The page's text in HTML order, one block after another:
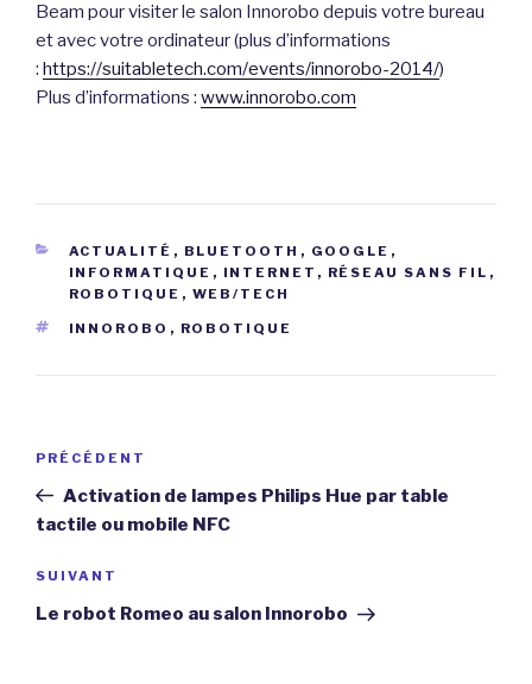
Beam pour visiter le salon Innorobo depuis votre bureau
et avec votre ordinateur (plus d’informations
: https://suitabletech.com/events/innorobo-2014/)
Plus d’informations : www.innorobo.com
CATÉGORIES
ACTUALITÉ , BLUETOOTH , GOOGLE ,
INFORMATIQUE , INTERNET , RÉSEAU SANS FIL ,
ROBOTIQUE , WEB/TECH
ÉTIQUETTES
INNOROBO , ROBOTIQUE
Navigation
l’article
Article
précédent
PRÉCÉDENT
Activation de lampes Philips Hue par table
tactile ou mobile NFC
Article
suivant
SUIVANT
Le robot Romeo au salon Innorobo